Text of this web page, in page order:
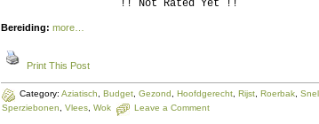
!! Not Rated Yet !!
Bereiding: more…
Print This Post
Category: Aziatisch Budget Gezond Hoofdgerecht Rijst Roerbak Snel
Sperziebonen
Vlees Wok Leave a Comment